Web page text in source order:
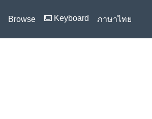
Browse ⌨️ Keyboard ภาษาไทย